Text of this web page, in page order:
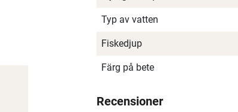
Typ av vatten
Fiskedjup
Färg på bete
Recensioner